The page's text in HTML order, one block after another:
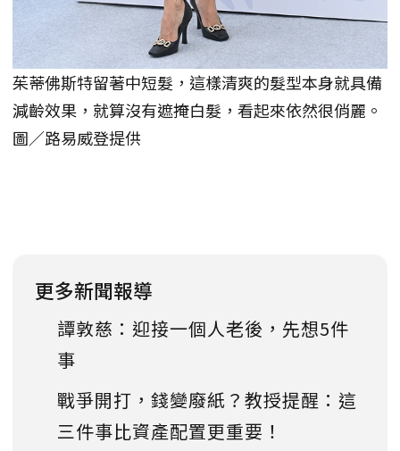
茱蒂佛斯特留著中短髮，這樣清爽的髮型本身就具備
減齡效果，就算沒有遮掩白髮，看起來依然很俏麗。
圖／路易威登提供
更多新聞報導
譚敦慈：迎接一個人老後，先想5件
事
戰爭開打，錢變廢紙？教授提醒：這
三件事比資產配置更重要！